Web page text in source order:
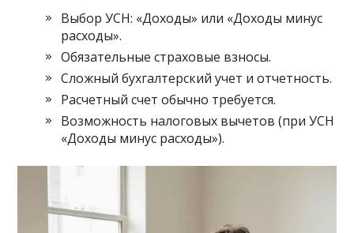
Выбор УСН: «Доходы» или «Доходы минус
расходы».
Обязательные страховые взносы.
Сложный бухгалтерский учет и отчетность.
Расчетный счет обычно требуется.
Возможность налоговых вычетов (при УСН
«Доходы минус расходы»).